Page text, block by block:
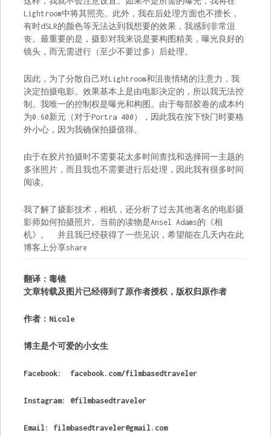
Lightroom中将其照亮。此外，我在后处理方面也不擅长，
有时dSLR的颜色等无法达到我想要的效果，我感到非常沮
丧。最重要的是，摄影对我来说是要构图精美，曝光良好的
镜头，而无需进行（至少不要过多）后处理。
因此，为了分散自己对Lightroom和沮丧情绪的注意力，我
决定拍摄电影。效果基本上是由电影决定的，所以我无法控
制。我唯一的控制权是曝光和构图。由于每部胶卷的成本约
为0.60新元（对于Portra 400），因此我在按下快门时要格
外小心，因为我确保拍摄值得。
由于在胶片拍摄时不需要花太多时间查找和选择同一主题的
多张照片，而且我也不需要进行后处理，因此我有很多时间
阅读。
我了解了摄影技术，相机，还分析了过去其他著名的电影摄
影师如何拍摄照片。当前的读物是Ansel Adams的《相
机》。 并且我已经获得了一些见识，希望能在几天内在此
博客上分享share
翻译：毒镜
文章转载及图片已经得到了原作者授权，版权归原作者
作者：Nicole
博主是个可爱的小女生
Facebook: facebook.com/filmbasedtraveler
Instagram: @filmbasedtraveler
Email: filmbasedtraveler@gmail.com